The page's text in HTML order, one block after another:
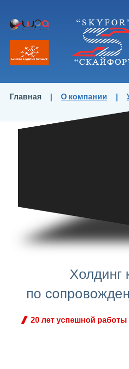
Главная О компании
Холдинг
по
20 лет успешной работы